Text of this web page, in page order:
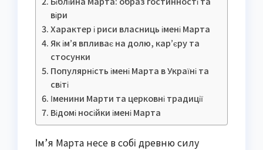
віри
Характер і риси власниць імені Марта
Як ім’я впливає на долю, кар’єру та
стосунки
Популярність імені Марта в Україні та
світі
Іменини Марти та церковні традиції
Відомі носійки імені Марта
Ім’я Марта несе в собі древню силу